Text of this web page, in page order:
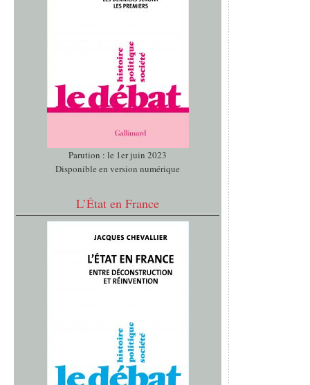
Parution : le 1er juin 2023
Disponible en version numérique
L’État en France